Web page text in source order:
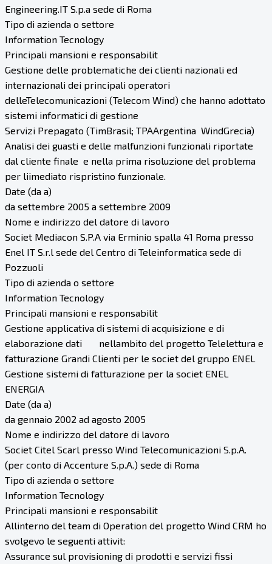
Engineering.IT S.p.a sede di Roma
Tipo di azienda o settore
Information Tecnology
Principali mansioni e responsabilit
Gestione delle problematiche dei clienti nazionali ed
internazionali dei principali operatori
delleTelecomunicazioni (Telecom Wind) che hanno adottato
sistemi informatici di gestione
Servizi Prepagato (TimBrasil; TPAArgentina WindGrecia)
Analisi dei guasti e delle malfunzioni funzionali riportate
dal cliente finale e nella prima risoluzione del problema
per liimediato rispristino funzionale.
Date (da a)
da settembre 2005 a settembre 2009
Nome e indirizzo del datore di lavoro
Societ Mediacon S.P.A via Erminio spalla 41 Roma presso
Enel IT S.r.l sede del Centro di Teleinformatica sede di
Pozzuoli
Tipo di azienda o settore
Information Tecnology
Principali mansioni e responsabilit
Gestione applicativa di sistemi di acquisizione e di
elaborazione dati nellambito del progetto Telelettura e
fatturazione Grandi Clienti per le societ del gruppo ENEL
Gestione sistemi di fatturazione per la societ ENEL
ENERGIA
Date (da a)
da gennaio 2002 ad agosto 2005
Nome e indirizzo del datore di lavoro
Societ Citel Scarl presso Wind Telecomunicazioni S.p.A.
(per conto di Accenture S.p.A.) sede di Roma
Tipo di azienda o settore
Information Tecnology
Principali mansioni e responsabilit
Allinterno del team di Operation del progetto Wind CRM ho
svolgevo le seguenti attivit:
Assurance sul provisioning di prodotti e servizi fissi